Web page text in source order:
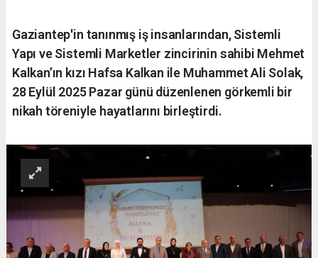
Gaziantep'in tanınmış iş insanlarından, Sistemli
Yapı ve Sistemli Marketler zincirinin sahibi Mehmet
Kalkan’ın kızı Hafsa Kalkan ile Muhammet Ali Solak,
28 Eylül 2025 Pazar günü düzenlenen görkemli bir
nikah töreniyle hayatlarını birleştirdi.